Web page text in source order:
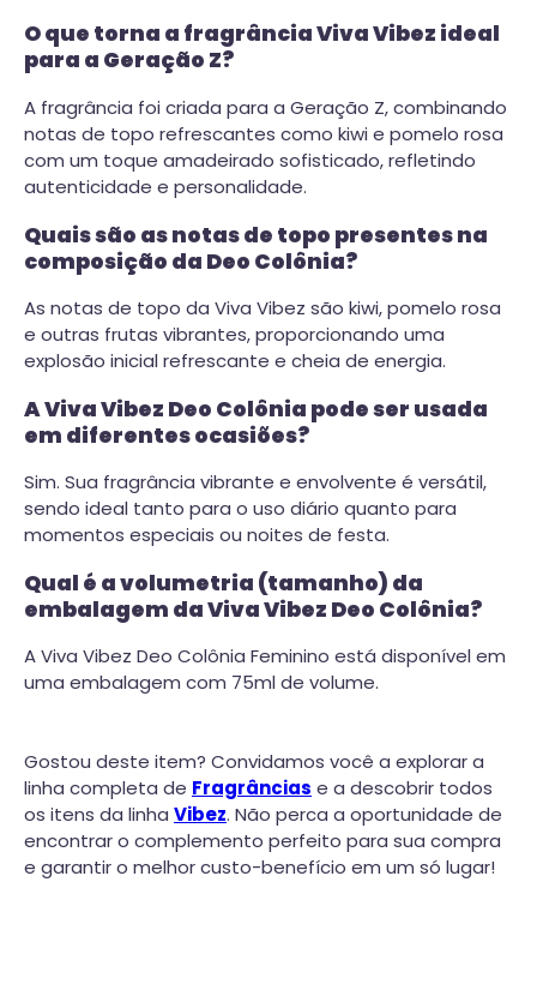
O que torna a fragrância Viva Vibez ideal
para a Geração Z?
A fragrância foi criada para a Geração Z, combinando
notas de topo refrescantes como kiwi e pomelo rosa
com um toque amadeirado sofisticado, refletindo
autenticidade e personalidade.
Quais são as notas de topo presentes na
composição da Deo Colônia?
As notas de topo da Viva Vibez são kiwi, pomelo rosa
e outras frutas vibrantes, proporcionando uma
explosão inicial refrescante e cheia de energia.
A Viva Vibez Deo Colônia pode ser usada
em diferentes ocasiões?
Sim. Sua fragrância vibrante e envolvente é versátil,
sendo ideal tanto para o uso diário quanto para
momentos especiais ou noites de festa.
Qual é a volumetria (tamanho) da
embalagem da Viva Vibez Deo Colônia?
A Viva Vibez Deo Colônia Feminino está disponível em
uma embalagem com 75ml de volume.
Gostou deste item? Convidamos você a explorar a
linha completa de Fragrâncias e a descobrir todos
os itens da linha Vibez. Não perca a oportunidade de
encontrar o complemento perfeito para sua compra
e garantir o melhor custo-benefício em um só lugar!